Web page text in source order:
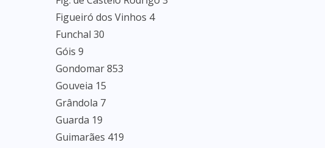
Figueiró dos Vinhos 4
Funchal 30
Góis 9
Gondomar 853
Gouveia 15
Grândola 7
Guarda 19
Guimarães 419